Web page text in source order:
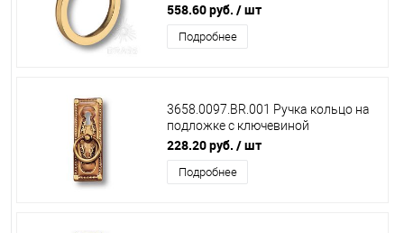
558.60 руб. / шт
Подробнее
3658.0097.BR.001 Ручка кольцо на
подложке с ключевиной
,классика,античная бронза
228.20 руб. / шт
Подробнее